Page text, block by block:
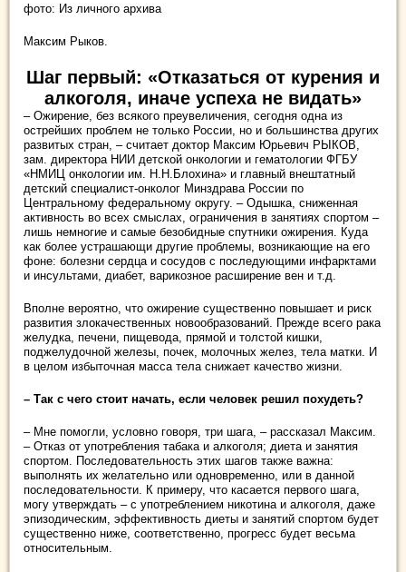
фото: Из личного архива
Максим Рыков.
Шаг первый: «Отказаться от курения и
алкоголя, иначе успеха не видать»
– Ожирение, без всякого преувеличения, сегодня одна из
острейших проблем не только России, но и большинства других
развитых стран, – считает доктор Максим Юрьевич РЫКОВ,
зам. директора НИИ детской онкологии и гематологии ФГБУ
«НМИЦ онкологии им. Н.Н.Блохина» и главный внештатный
детский специалист-онколог Минздрава России по
Центральному федеральному округу. – Одышка, сниженная
активность во всех смыслах, ограничения в занятиях спортом –
лишь немногие и самые безобидные спутники ожирения. Куда
как более устрашающи другие проблемы, возникающие на его
фоне: болезни сердца и сосудов с последующими инфарктами
и инсультами, диабет, варикозное расширение вен и т.д.
Вполне вероятно, что ожирение существенно повышает и риск
развития злокачественных новообразований. Прежде всего рака
желудка, печени, пищевода, прямой и толстой кишки,
поджелудочной железы, почек, молочных желез, тела матки. И
в целом избыточная масса тела снижает качество жизни.
– Так с чего стоит начать, если человек решил похудеть?
– Мне помогли, условно говоря, три шага, – рассказал Максим.
– Отказ от употребления табака и алкоголя; диета и занятия
спортом. Последовательность этих шагов также важна:
выполнять их желательно или одновременно, или в данной
последовательности. К примеру, что касается первого шага,
могу утверждать – с употреблением никотина и алкоголя, даже
эпизодическим, эффективность диеты и занятий спортом будет
существенно ниже, соответственно, прогресс будет весьма
относительным.